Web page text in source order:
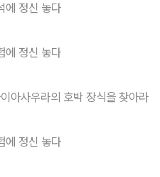
에 정신 놓다
에 정신 놓다
아사우라의 호박 장식을 찾아라
에 정신 놓다